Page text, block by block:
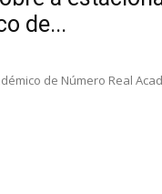
de...
de Número Real